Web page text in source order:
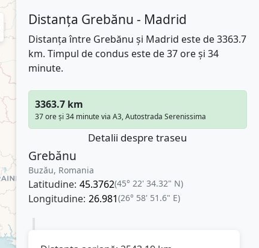
Distanța Grebănu - Madrid
Distanța între Grebănu și Madrid este de 3363.7
km. Timpul de condus este de 37 ore și 34
minute.
3363.7 km
37 ore și 34 minute via A3, Autostrada Serenissima
Detalii despre traseu
Grebănu
Buzău, Romania
Latitudine: 45.3762(45° 22' 34.32" N)
Longitudine: 26.981(26° 58' 51.6" E)